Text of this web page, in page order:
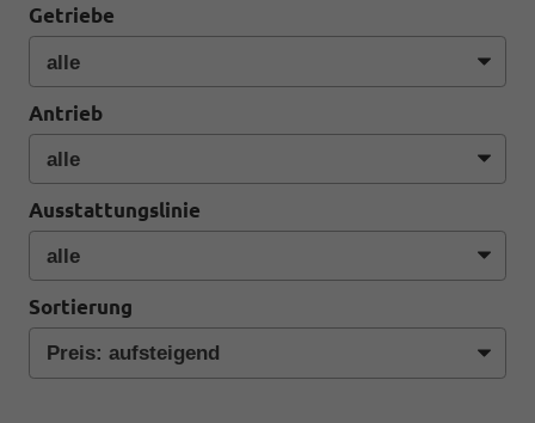
Getriebe
Antrieb
Ausstattungslinie
Sortierung